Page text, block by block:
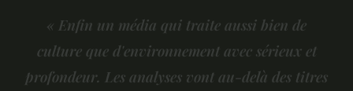
« Enfin un média qui traite aussi bien de
culture que d'environnement avec sérieux et
profondeur. Les analyses vont au-delà des titres